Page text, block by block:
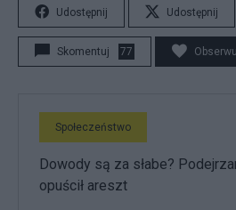
Udostępnij Udostępnij
Skomentuj 77
Społeczeństwo
Dowody są za słabe?
opuścił areszt